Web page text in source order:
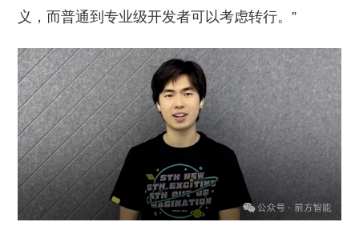
义，而普通到专业级开发者可以考虑转行。”